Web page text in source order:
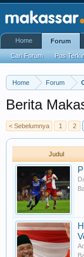
Home Forum
Berita
< Sebelumnya 1 2
Judul
Home Forum
Cari Forum Pos